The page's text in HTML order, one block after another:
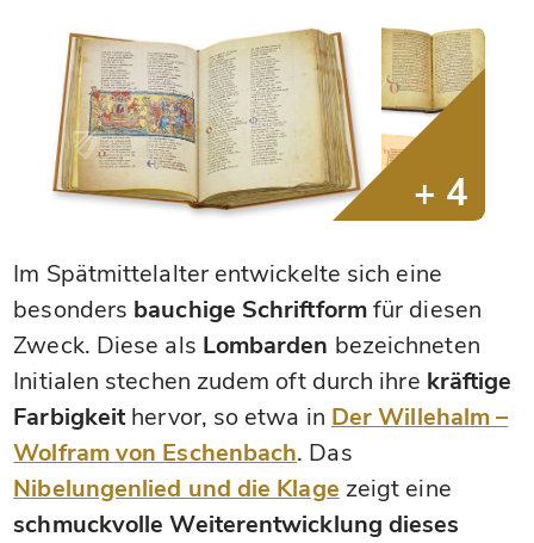
Im Spätmittelalter entwickelte sich eine
besonders bauchige Schriftformfür diesen
Zweck. Diese als Lombarden bezeichneten
Initialen stechen zudem oft durch ihre kräftige
Farbigkeithervor, so etwa in Der Willehalm –
Wolfram von Eschenbach. Das
Nibelungenlied und die Klage zeigt eine
schmuckvolle Weiterentwicklung dieses